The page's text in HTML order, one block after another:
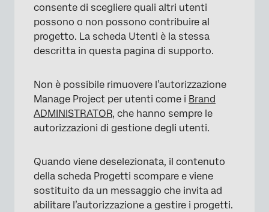
consente di scegliere quali altri utenti
possono o non possono contribuire al
progetto. La scheda Utenti è la stessa
descritta in questa pagina di supporto.
Non è possibile rimuovere l’autorizzazione
Manage Project per utenti come i Brand
ADMINISTRATOR, che hanno sempre le
autorizzazioni di gestione degli utenti.
Quando viene deselezionata, il contenuto
della scheda Progetti scompare e viene
sostituito da un messaggio che invita ad
abilitare l’autorizzazione a gestire i progetti.